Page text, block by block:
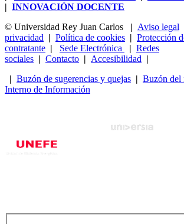
| INNOVACIÓN DOCENTE
© Universidad Rey Juan Carlos
| Aviso legal
privacidad | Política de cookies | Protección
contratante | Sede Electrónica | Redes
sociales | Contacto | Accesibilidad |
| Buzón de sugerencias y quejas | Buzón del
Interno de Información